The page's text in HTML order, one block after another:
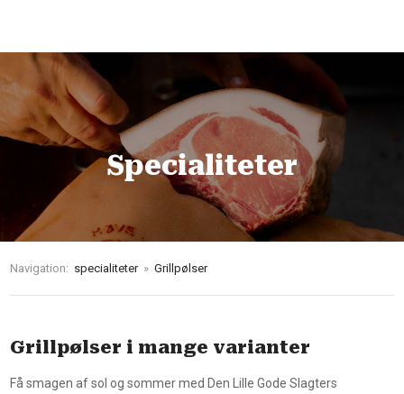
Specialiteter​
Navigation: specialiteter » Grillpølser
Grillpølser i mange varianter
Få smagen af sol og sommer med Den Lille Gode Slagters